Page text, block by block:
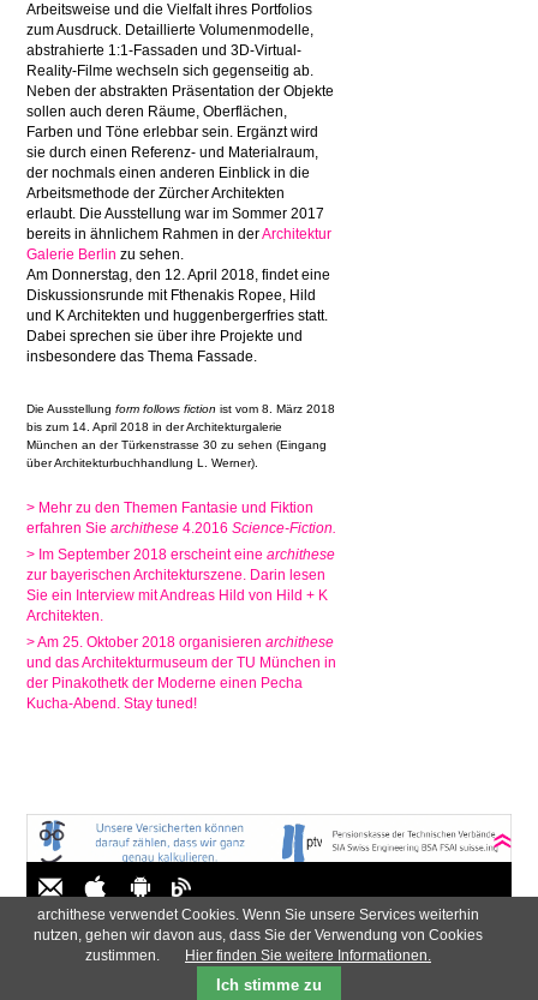
Arbeitsweise und die Vielfalt ihres Portfolios
zum Ausdruck. Detaillierte Volumenmodelle,
abstrahierte 1:1-Fassaden und 3D-Virtual-
Reality-Filme wechseln sich gegenseitig ab.
Neben der abstrakten Präsentation der Objekte
sollen auch deren Räume, Oberflächen,
Farben und Töne erlebbar sein. Ergänzt wird
sie durch einen Referenz- und Materialraum,
der nochmals einen anderen Einblick in die
Arbeitsmethode der Zürcher Architekten
erlaubt. Die Ausstellung war im Sommer 2017
bereits in ähnlichem Rahmen in derArchitektur
Galerie Berlin zu sehen.
Am Donnerstag, den 12. April 2018, findet eine
Diskussionsrunde mit Fthenakis Ropee, Hild
und K Architekten und huggenbergerfries statt.
Dabei sprechen sie über ihre Projekte und
insbesondere das Thema Fassade.
Die Ausstellungform follows fictionist vom 8. März 2018
bis zum 14. April 2018 in der Architekturgalerie
München an der Türkenstrasse 30 zu sehen (Eingang
über Architekturbuchhandlung L. Werner).
> Mehr zu den Themen Fantasie und Fiktion
erfahren Siearchithese4.2016Science-Fiction.
> Im September 2018 erscheint einearchithese
zur bayerischen Architekturszene. Darin lesen
Sie ein Interview mit Andreas Hild von Hild + K
Architekten.
> Am 25. Oktober 2018 organisierenarchithese
und das Architekturmuseum der TU München in
der Pinakothetk der Moderne einen Pecha
Kucha-Abend. Stay tuned!
Navigation
überspringen
AGB Impressum
Datenschutzerklärung
Zahlung & Versand
Preise in EUR
archithese verwendet Cookies. Wenn Sie unsere Services weiterhin
nutzen, gehen wir davon aus, dass Sie der Verwendung von Cookies
zustimmen.
Hier finden Sie weitere Informationen.
Ich stimme zu